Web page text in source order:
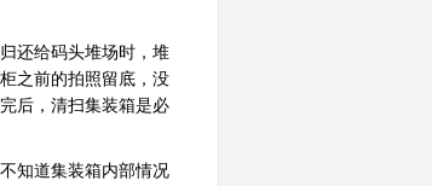
还给码头堆场时，堆
之前的拍照留底，没
后，清扫集装箱是必
知道集装箱内部情况